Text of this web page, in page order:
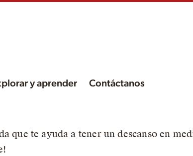
y aprender Contáctanos
que te ayuda a tener un descanso en